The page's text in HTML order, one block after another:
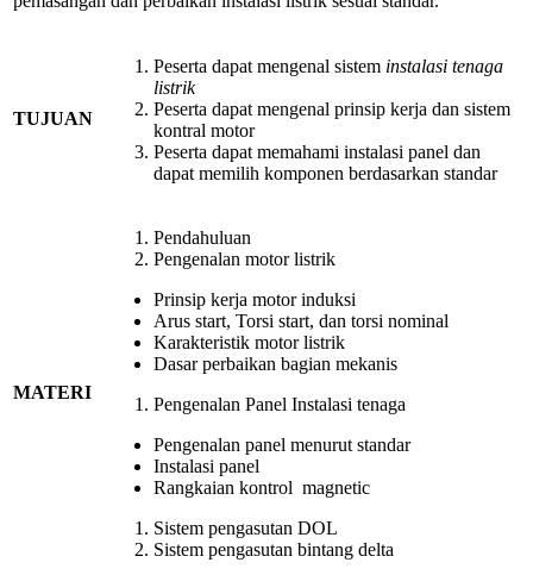
TUJUAN
Peserta dapat mengenal sistem instalasi tenaga
listrik
Peserta dapat mengenal prinsip kerja dan sistem
kontral motor
Peserta dapat memahami instalasi panel dan
dapat memilih komponen berdasarkan standar
MATERI
Pendahuluan
Pengenalan motor listrik
Prinsip kerja motor induksi
Arus start, Torsi start, dan torsi nominal
Karakteristik motor listrik
Dasar perbaikan bagian mekanis
Pengenalan Panel Instalasi tenaga
Pengenalan panel menurut standar
Instalasi panel
Rangkaian kontrol magnetic
Sistem pengasutan DOL
Sistem pengasutan bintang delta